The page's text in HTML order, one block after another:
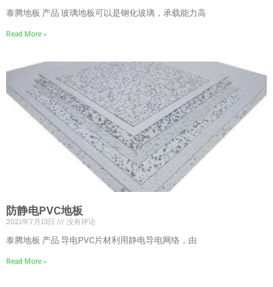
泰腾地板 产品 玻璃地板可以是钢化玻璃，承载能力高
Read More »
防静电PVC地板
2021年7月13日
没有评论
泰腾地板 产品 导电PVC片材利用静电导电网络，由
Read More »